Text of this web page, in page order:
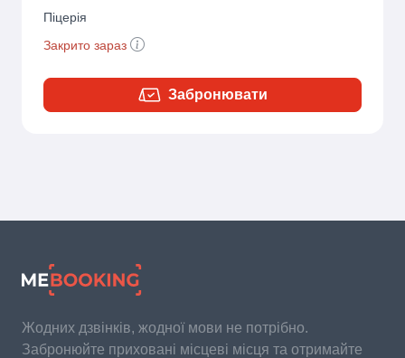
Піцерія
Закрито зараз
Забронювати
Жодних дзвінків, жодної мови не потрібно.
Забронюйте приховані місцеві місця та отримайте